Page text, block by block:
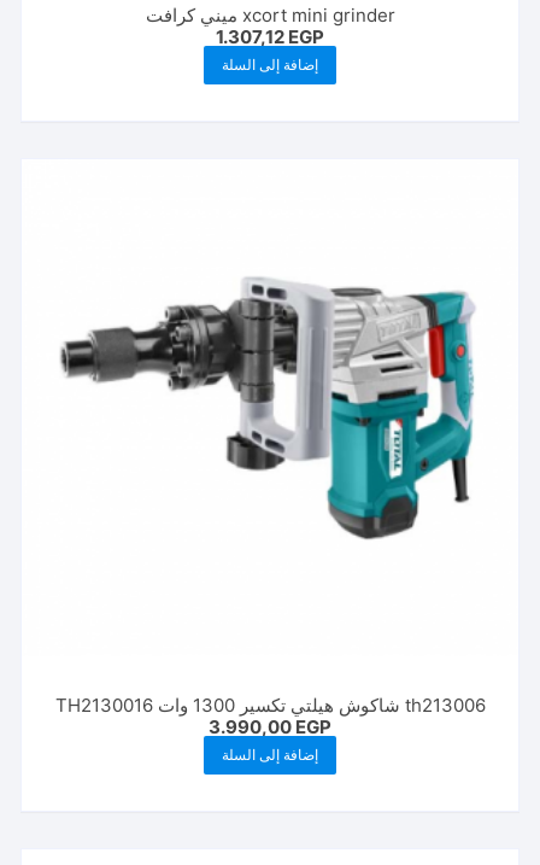
xcort mini grinder ميني كرافت
1.307,12 EGP
إضافة إلى السلة
th213006 شاكوش هيلتي تكسير 1300 وات TH2130016
3.990,00 EGP
إضافة إلى السلة